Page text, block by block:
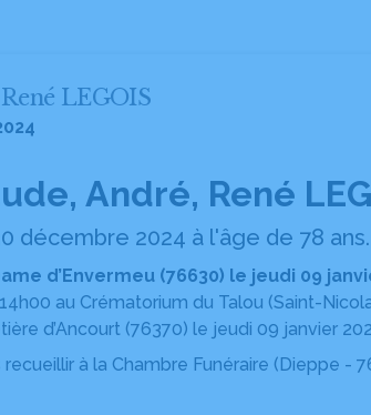
LEGOIS
André, René
décembre 2024 à l'âge de 78 ans.
d’Envermeu (76630) le jeudi 09
au Crématorium du Talou (Saint-
d’Ancourt (76370) le jeudi 09 janvier
à la Chambre Funéraire (Dieppe -